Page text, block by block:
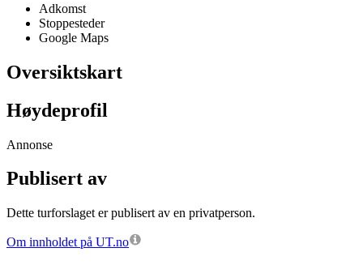
Adkomst
Stoppesteder
Google Maps
Oversiktskart
Høydeprofil
Annonse
Publisert av
Dette turforslaget er publisert av en privatperson.
Om innholdet på UT.no